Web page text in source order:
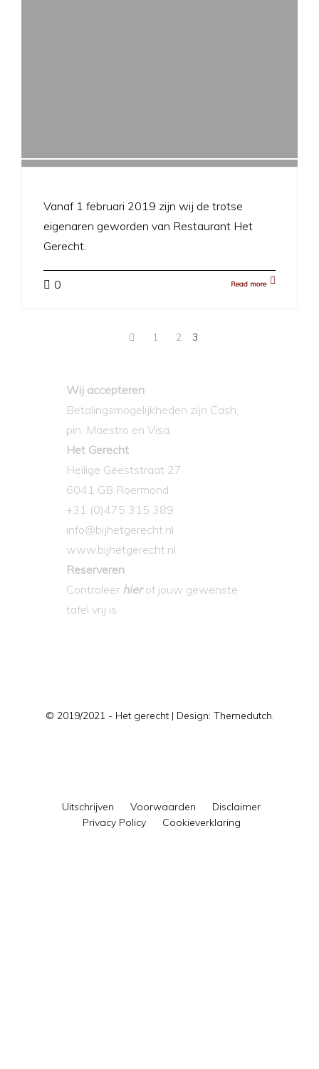
Vanaf 1 februari 2019 zijn wij de trotse
eigenaren geworden van Restaurant Het
Gerecht.
0 Read more
1 2 3
Wij accepteren
Betalingsmogelijkheden zijn Cash,
pin, Maestro en Visa.
Het Gerecht
Heilige Geeststraat 27
6041 GB Roermond
+31 (0)475 315 389
info@bijhetgerecht.nl
www.bijhetgerecht.nl
Reserveren
Controleer hierof jouw gewenste
tafel vrij is.
© 2019/2021 - Het gerecht | Design: Themedutch.
Uitschrijven Voorwaarden
Disclaimer
Privacy Policy
Cookieverklaring